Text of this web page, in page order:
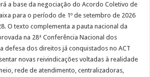
a base da negociação do Acordo Coletivo de
para o período de 1º de setembro de 2026
O texto complementa a pauta nacional da
na 28ª Conferência Nacional dos
defesa dos direitos já conquistados no ACT
novas reivindicações voltadas à realidade
rede de atendimento, centralizadoras,